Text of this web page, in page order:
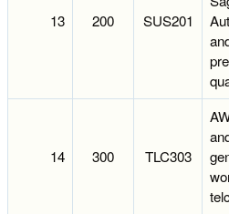
13 200 SUS201
14 300 TLC303